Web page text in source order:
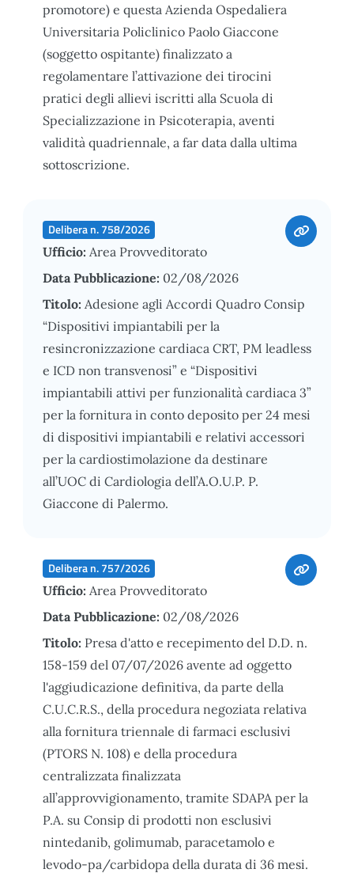
promotore) e questa Azienda Ospedaliera
Universitaria Policlinico Paolo Giaccone
(soggetto ospitante) finalizzato a
regolamentare l’attivazione dei tirocini
pratici degli allievi iscritti alla Scuola di
Specializzazione in Psicoterapia, aventi
validità quadriennale, a far data dalla ultima
sottoscrizione.
Delibera n. 758/2026
Ufficio: Area Provveditorato
Data Pubblicazione: 02/08/2026
Titolo: Adesione agli Accordi Quadro Consip
“Dispositivi impiantabili per la
resincronizzazione cardiaca CRT, PM leadless
e ICD non transvenosi” e “Dispositivi
impiantabili attivi per funzionalità cardiaca 3”
per la fornitura in conto deposito per 24 mesi
di dispositivi impiantabili e relativi accessori
per la cardiostimolazione da destinare
all’UOC di Cardiologia dell’A.O.U.P. P.
Giaccone di Palermo.
Delibera n. 757/2026
Ufficio: Area Provveditorato
Data Pubblicazione: 02/08/2026
Titolo: Presa d'atto e recepimento del D.D. n.
158-159 del 07/07/2026 avente ad oggetto
l'aggiudicazione definitiva, da parte della
C.U.C.R.S., della procedura negoziata relativa
alla fornitura triennale di farmaci esclusivi
(PTORS N. 108) e della procedura
centralizzata finalizzata
all’approvvigionamento, tramite SDAPA per la
P.A. su Consip di prodotti non esclusivi
nintedanib, golimumab, paracetamolo e
levodo-pa/carbidopa della durata di 36 mesi.